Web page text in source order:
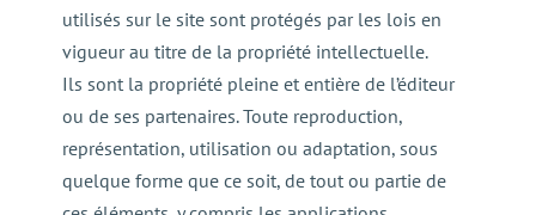
utilisés sur le site sont protégés par les lois en
vigueur au titre de la propriété intellectuelle.
Ils sont la propriété pleine et entière de l’éditeur
ou de ses partenaires. Toute reproduction,
représentation, utilisation ou adaptation, sous
quelque forme que ce soit, de tout ou partie de